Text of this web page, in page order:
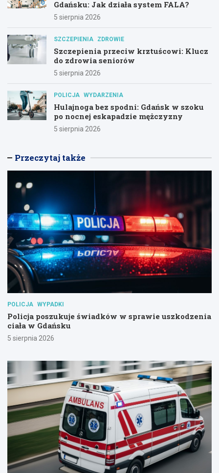
Gdańsku: Jak działa system FALA?
5 sierpnia 2026
SZCZEPIENIA ZDROWIE
Szczepienia przeciw krztuścowi: Klucz
do zdrowia seniorów
5 sierpnia 2026
POLICJA WYDARZENIA
Hulajnoga bez spodni: Gdańsk w szoku
po nocnej eskapadzie mężczyzny
5 sierpnia 2026
Przeczytaj także
POLICJA WYPADKI
Policja poszukuje świadków w sprawie uszkodzenia
ciała w Gdańsku
5 sierpnia 2026